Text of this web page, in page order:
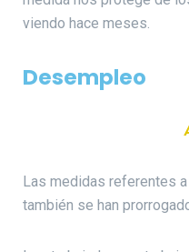
viendo hace meses.
Desempleo
Las medidas referentes
también se han